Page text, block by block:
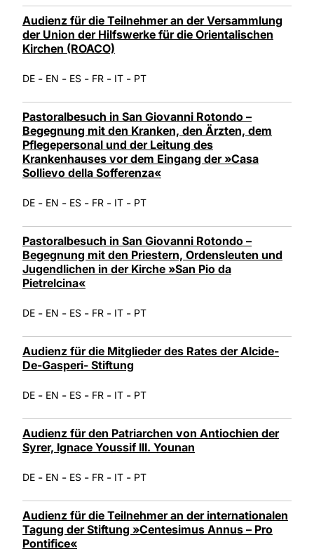
Audienz für die Teilnehmer an der Versammlung
der Union der Hilfswerke für die Orientalischen
Kirchen (ROACO)
DE - EN - ES - FR - IT - PT
Pastoralbesuch in San Giovanni Rotondo –
Begegnung mit den Kranken, den Ärzten, dem
Pflegepersonal und der Leitung des
Krankenhauses vor dem Eingang der »Casa
Sollievo della Sofferenza«
DE - EN - ES - FR - IT - PT
Pastoralbesuch in San Giovanni Rotondo –
Begegnung mit den Priestern, Ordensleuten und
Jugendlichen in der Kirche »San Pio da
Pietrelcina«
DE - EN - ES - FR - IT - PT
Audienz für die Mitglieder des Rates der Alcide-
De-Gasperi- Stiftung
DE - EN - ES - FR - IT - PT
Audienz für den Patriarchen von Antiochien der
Syrer, Ignace Youssif III. Younan
DE - EN - ES - FR - IT - PT
Audienz für die Teilnehmer an der internationalen
Tagung der Stiftung »Centesimus Annus – Pro
Pontifice«